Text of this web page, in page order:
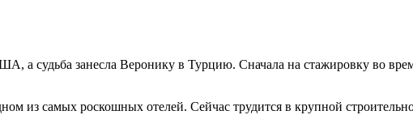
а судьба занесла Веронику в Турцию. Сначала на стажировку во
из самых роскошных отелей. Сейчас трудится в крупной